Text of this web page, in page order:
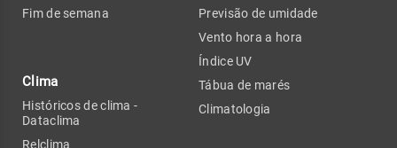
Fim de semana
Clima
Históricos de clima -
Dataclima
Relclima
Previsão de umidade
Vento hora a hora
Índice UV
Tábua de marés
Climatologia